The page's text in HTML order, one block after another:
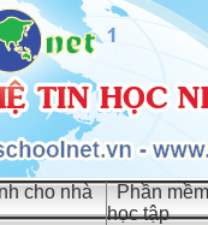
cho nhà
Phần
học tập